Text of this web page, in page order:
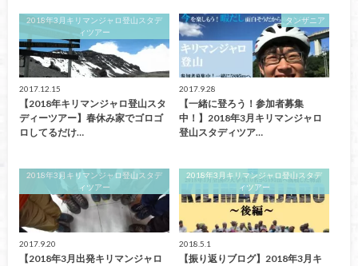
2018年3月キリマンジャロ登山スタデ
ィツアー
2017.12.15
【2018年キリマンジャロ登山スタ
ディーツアー】春休み家でゴロゴ
ロしてるだけ…
タンザニア
2017.9.28
【一緒に登ろう！参加者募集
中！】2018年3月キリマンジャロ
登山スタディツア…
2018年3月キリマンジャロ登山スタデ
ィツアー
2017.9.20
【2018年3月出発キリマンジャロ
2018年3月キリマンジャロ登山スタデ
ィツアー
2018.5.1
【振り返りブログ】2018年3月キ